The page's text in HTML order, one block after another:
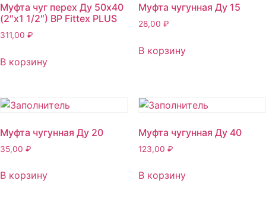
Муфта чуг перех Ду 50х40
(2″х1 1/2″) ВР Fittex PLUS
311,00 ₽
В корзину
Муфта чугунная Ду 15
28,00 ₽
В корзину
Муфта чугунная Ду 20
35,00 ₽
В корзину
Муфта чугунная Ду 40
123,00 ₽
В корзину